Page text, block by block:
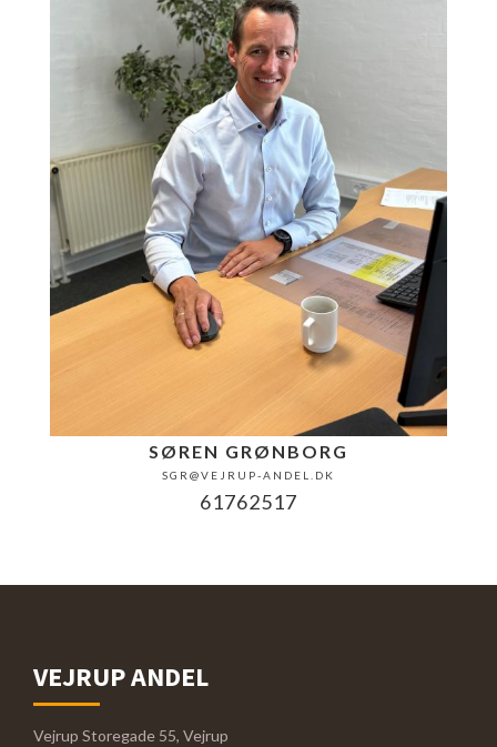
SØREN GRØNBORG
SGR@VEJRUP-ANDEL.DK
61762517
VEJRUP ANDEL
Vejrup Storegade 55, Vejrup